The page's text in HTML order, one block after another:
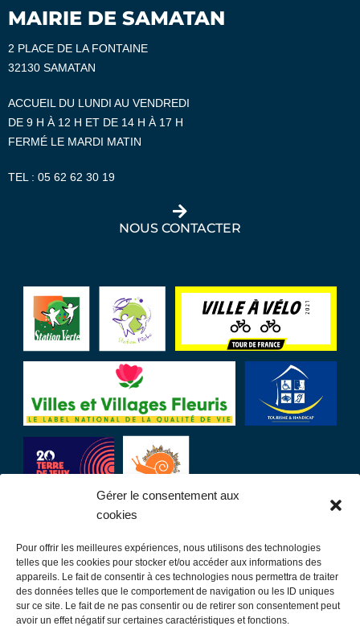
Gérer le consentement aux
cookies
Pour offrir les meilleures expériences, nous utilisons des technologies
telles que les cookies pour stocker et/ou accéder aux informations des
appareils. Le fait de consentir à ces technologies nous permettra de traiter
des données telles que le comportement de navigation ou les ID uniques
sur ce site. Le fait de ne pas consentir ou de retirer son consentement peut
avoir un effet négatif sur certaines caractéristiques et fonctions.
MAIRIE DE SAMATAN
2 PLACE DE LA FONTAINE
32130 SAMATAN
ACCUEIL DU LUNDI AU VENDREDI
DE 9 H À 12 H ET DE 14 H À 17 H
FERMÉ LE MARDI MATIN
TEL : 05 62 62 30 19
NOUS CONTACTER
LIENS UTILES
Communauté de communes